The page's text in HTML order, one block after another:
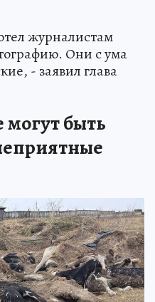
журналистам
Они с ума
- заявил глава
быть